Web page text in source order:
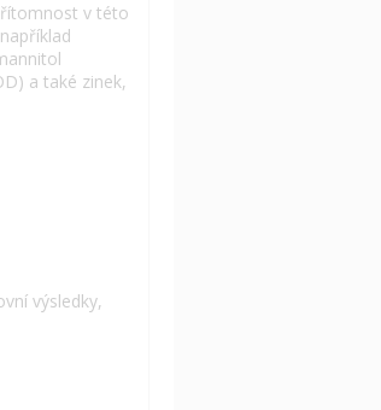
v této
a také zinek,
výsledky,